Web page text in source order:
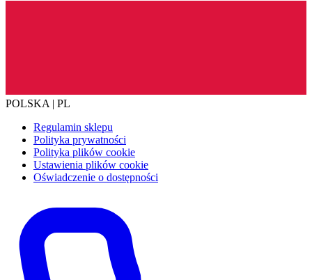
POLSKA | PL
Regulamin sklepu
Polityka prywatności
Polityka plików cookie
Ustawienia plików cookie
Oświadczenie o dostępności